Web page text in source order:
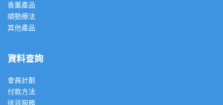
香薰產品
順勢療法
其他產品
資料查詢
會員計劃
付款方法
送貨服務